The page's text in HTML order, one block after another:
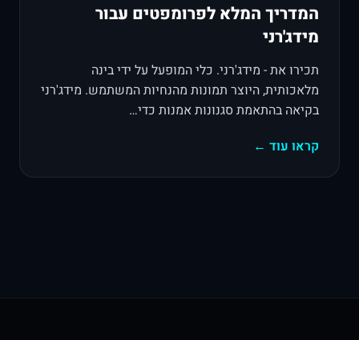
המדריך המלא לפרומפטים עבור
מידג'רני
תכירו את - מידג'רני. כלי המופעל על ידי בינה
מלאכותית, היוצר תמונות מהנחיות המשתמש. מידג'רני
בקיאה בהתאמת סגנונות אמנות כדי…
קראו עוד ←